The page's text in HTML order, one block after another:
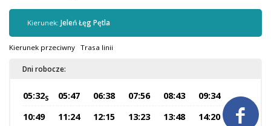

Sprzedaż biletów u kierowców
Jaworznicka Karta Miejska
Open Payment System
Kierunek: Jeleń Łęg Pętla
Kierunek przeciwny Trasa linii
Dni robocze:
05:32S 05:47 06:38 07:56 08:43
09:34
10:49
11:24 12:15 13:23 13:48
14:20